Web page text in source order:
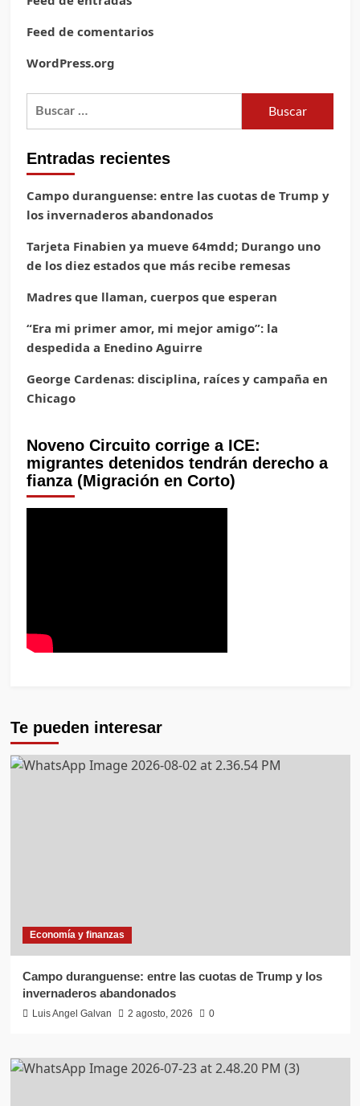
Feed de comentarios
WordPress.org
Buscar:
Entradas recientes
Campo duranguense: entre las cuotas de Trump y
los invernaderos abandonados
Tarjeta Finabien ya mueve 64mdd; Durango uno
de los diez estados que más recibe remesas
Madres que llaman, cuerpos que esperan
“Era mi primer amor, mi mejor amigo”: la
despedida a Enedino Aguirre
George Cardenas: disciplina, raíces y campaña en
Chicago
Noveno Circuito corrige a ICE:
migrantes detenidos tendrán derecho a
fianza (Migración en Corto)
Te pueden interesar
Economía y finanzas
Campo duranguense: entre las cuotas de Trump y los
invernaderos abandonados
Luis Angel Galvan 2 agosto, 2026 0